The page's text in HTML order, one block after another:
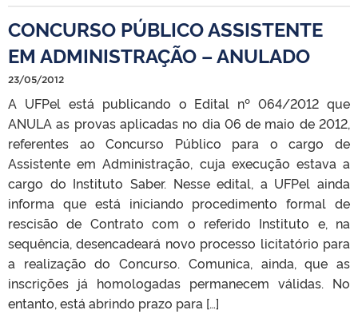
CONCURSO PÚBLICO ASSISTENTE
EM ADMINISTRAÇÃO – ANULADO
23/05/2012
A UFPel está publicando o Edital nº 064/2012 que
ANULA as provas aplicadas no dia 06 de maio de 2012,
referentes ao Concurso Público para o cargo de
Assistente em Administração, cuja execução estava a
cargo do Instituto Saber. Nesse edital, a UFPel ainda
informa que está iniciando procedimento formal de
rescisão de Contrato com o referido Instituto e, na
sequência, desencadeará novo processo licitatório para
a realização do Concurso. Comunica, ainda, que as
inscrições já homologadas permanecem válidas. No
entanto, está abrindo prazo para […]